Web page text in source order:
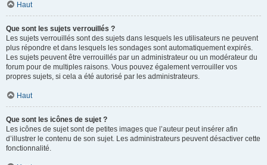
Haut
Que sont les sujets verrouillés ?
Les sujets verrouillés sont des sujets dans lesquels les utilisateurs ne peuvent
plus répondre et dans lesquels les sondages sont automatiquement expirés.
Les sujets peuvent être verrouillés par un administrateur ou un modérateur du
forum pour de multiples raisons. Vous pouvez également verrouiller vos
propres sujets, si cela a été autorisé par les administrateurs.
Haut
Que sont les icônes de sujet ?
Les icônes de sujet sont de petites images que l’auteur peut insérer afin
d’illustrer le contenu de son sujet. Les administrateurs peuvent désactiver cette
fonctionnalité.